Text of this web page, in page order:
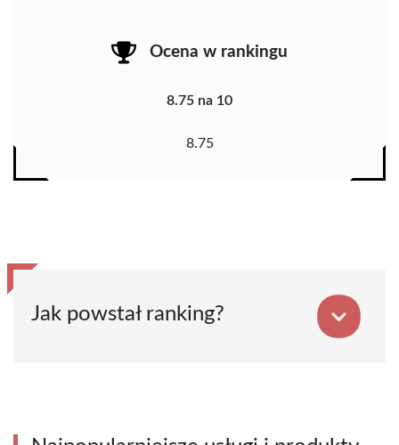
Ocena w rankingu
8.75 na 10
8.75
Jak powstał ranking?